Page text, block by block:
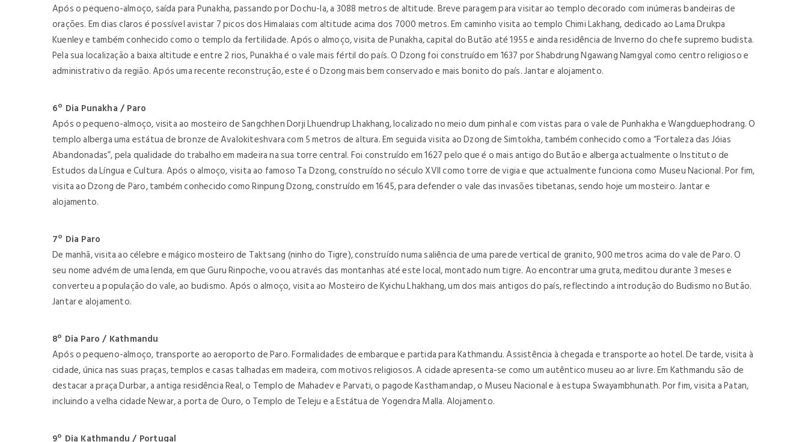
Após o pequeno-almoço, saída para Punakha, passando por Dochu-la, a 3088 metros de altitude. Breve paragem para visitar ao templo decorado com inúmeras bandeiras de
orações. Em dias claros é possível avistar 7 picos dos Himalaias com altitude acima dos 7000 metros. Em caminho visita ao templo Chimi Lakhang, dedicado ao Lama Drukpa
Kuenley e também conhecido como o templo da fertilidade. Após o almoço, visita de Punakha, capital do Butão até 1955 e ainda residência de Inverno do chefe supremo budista.
Pela sua localização a baixa altitude e entre 2 rios, Punakha é o vale mais fértil do país. O Dzong foi construído em 1637 por Shabdrung Ngawang Namgyal como centro religioso e
administrativo da região. Após uma recente reconstrução, este é o Dzong mais bem conservado e mais bonito do país. Jantar e alojamento.
6º Dia Punakha / Paro
Após o pequeno-almoço, visita ao mosteiro de Sangchhen Dorji Lhuendrup Lhakhang, localizado no meio dum pinhal e com vistas para o vale de Punhakha e Wangduephodrang. O
templo alberga uma estátua de bronze de Avalokiteshvara com 5 metros de altura. Em seguida visita ao Dzong de Simtokha, também conhecido como a “Fortaleza das Jóias
Abandonadas”, pela qualidade do trabalho em madeira na sua torre central. Foi construído em 1627 pelo que é o mais antigo do Butão e alberga actualmente o Instituto de
Estudos da Língua e Cultura. Após o almoço, visita ao famoso Ta Dzong, construído no século XVII como torre de vigia e que actualmente funciona como Museu Nacional. Por fim,
visita ao Dzong de Paro, também conhecido como Rinpung Dzong, construído em 1645, para defender o vale das invasões tibetanas, sendo hoje um mosteiro. Jantar e
alojamento.
7º Dia Paro
De manhã, visita ao célebre e mágico mosteiro de Taktsang (ninho do Tigre), construído numa saliência de uma parede vertical de granito, 900 metros acima do vale de Paro. O
seu nome advém de uma lenda, em que Guru Rinpoche, voou através das montanhas até este local, montado num tigre. Ao encontrar uma gruta, meditou durante 3 meses e
converteu a população do vale, ao budismo. Após o almoço, visita ao Mosteiro de Kyichu Lhakhang, um dos mais antigos do país, reflectindo a introdução do Budismo no Butão.
Jantar e alojamento.
8º Dia Paro / Kathmandu
Após o pequeno-almoço, transporte ao aeroporto de Paro. Formalidades de embarque e partida para Kathmandu. Assistência à chegada e transporte ao hotel. De tarde, visita à
cidade, única nas suas praças, templos e casas talhadas em madeira, com motivos religiosos. A cidade apresenta-se como um autêntico museu ao ar livre. Em Kathmandu são de
destacar a praça Durbar, a antiga residência Real, o Templo de Mahadev e Parvati, o pagode Kasthamandap, o Museu Nacional e à estupa Swayambhunath. Por fim, visita a Patan,
incluindo a velha cidade Newar, a porta de Ouro, o Templo de Teleju e a Estátua de Yogendra Malla. Alojamento.
9º Dia Kathmandu / Portugal